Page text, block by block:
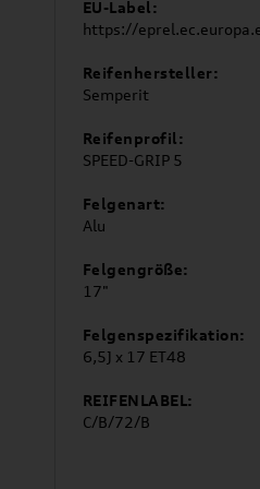
EU-Label:
https://
Reifenhersteller:
Semperit
Reifenprofil:
SPEED-GRIP 5
Felgenart:
Alu
Felgengröße:
17"
Felgenspezifikation:
6,5J x 17 ET48
REIFENLABEL:
C/B/72/B